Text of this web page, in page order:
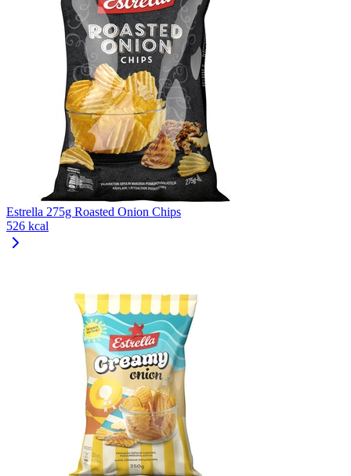
Estrella 275g Roasted Onion Chips
526 kcal